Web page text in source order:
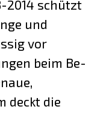
2014 schützt
und
vor
beim Be-
deckt die